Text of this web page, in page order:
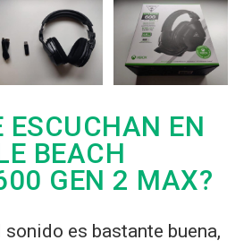
ESCUCHAN EN
BEACH
GEN 2 MAX?
sonido es bastante buena,